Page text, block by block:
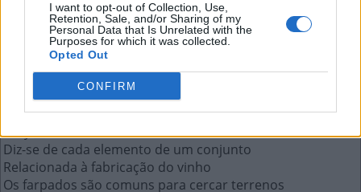
I want to opt-out of Collection, Use,
Retention, Sale, and/or Sharing of my
Personal Data that Is Unrelated with the
Purposes for which it was collected.
Opted Out
CONFIRM
Mais respostas deste quebra-cabeça:
Anticorpo produzido na fase aguda da doença
Versão mais curta da gíria oxente
Usadas para prender criminosos
Região antigamente habitada por récios na Áustria
Lucy __, uma das Panteras na versão de 2000
Diz-se de cada elemento de um conjunto
Relacionada à fabricação do vinho
Os farpados são comuns para cercar terrenos